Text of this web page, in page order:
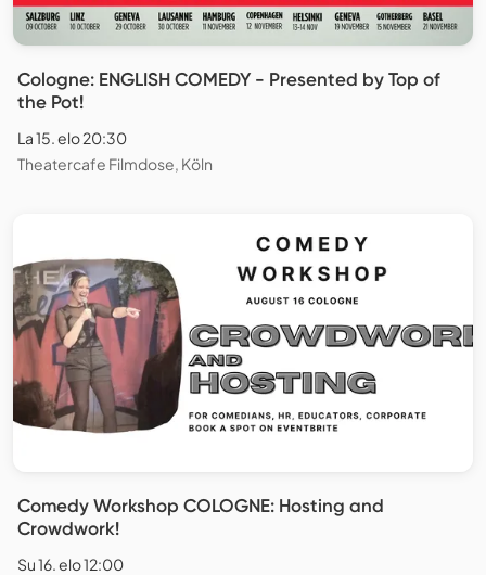
Cologne: ENGLISH COMEDY - Presented by Top of
the Pot!
La 15. elo 20:30
Theatercafe Filmdose, Köln
Comedy Workshop COLOGNE: Hosting and
Crowdwork!
Su 16. elo 12:00